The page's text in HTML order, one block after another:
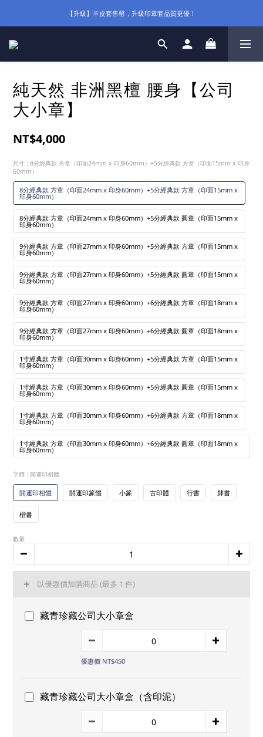
【升級】羊皮套售罄，升級印章套品質更優！
純天然 非洲黑檀 腰身【公司
大小章】
NT$4,000
尺寸 : 8分經典款 方章（印面24mm x 印身60mm）+5分經典款 方章（印面15mm x 印身
60mm）
8分經典款 方章（印面24mm x 印身60mm）+5分經典款 方章（印面15mm x
印身60mm）
8分經典款 方章（印面24mm x 印身60mm）+5分經典款 圓章（印面15mm x
印身60mm）
9分經典款 方章（印面27mm x 印身60mm）+5分經典款 方章（印面15mm x
印身60mm）
9分經典款 方章（印面27mm x 印身60mm）+5分經典款 圓章（印面15mm x
印身60mm）
9分經典款 方章（印面27mm x 印身60mm）+6分經典款 方章（印面18mm x
印身60mm）
9分經典款 方章（印面27mm x 印身60mm）+6分經典款 圓章（印面18mm x
印身60mm）
1寸經典款 方章（印面30mm x 印身60mm）+5分經典款 方章（印面15mm x
印身60mm）
1寸經典款 方章（印面30mm x 印身60mm）+5分經典款 圓章（印面15mm x
印身60mm）
1寸經典款 方章（印面30mm x 印身60mm）+6分經典款 方章（印面18mm x
印身60mm）
1寸經典款 方章（印面30mm x 印身60mm）+6分經典款 圓章（印面18mm x
印身60mm）
字體 : 開運印相體
開運印相體 開運印篆體 小篆 古印體 行書 隸書
楷書
數量
以優惠價加購商品 (最多 1 件)
藏青珍藏公司大小章盒
優惠價 NT$450
藏青珍藏公司大小章盒（含印泥）